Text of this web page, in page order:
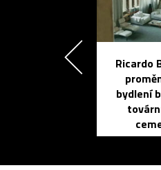
Ricardo
bydlení